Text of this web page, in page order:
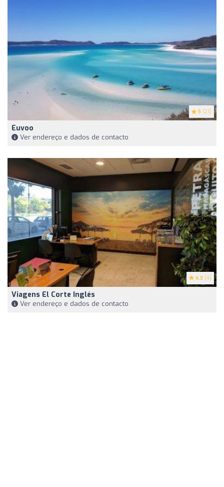
5 (21)
Euvoo
Ver endereço e dados de contacto
4.3 (4)
Viagens El Corte Inglés
Ver endereço e dados de contacto